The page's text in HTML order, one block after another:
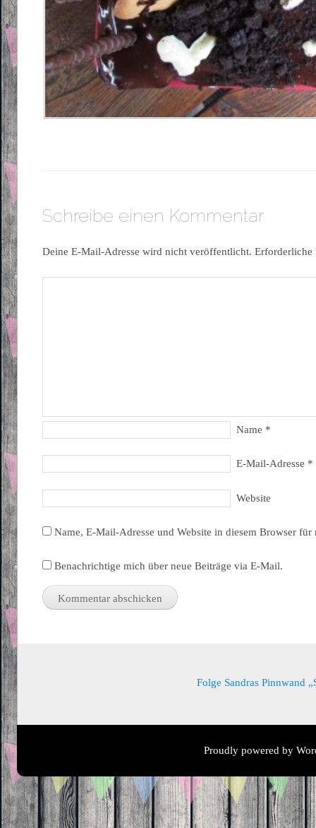
Schreibe einen Kommentar
Deine E-Mail-Adresse wird nicht veröffentlicht.
Name *
E-Mail-Adresse *
Website
Name, E-Mail-Adresse und Website in diesem Browser
Benachrichtige mich über neue Beiträge via E-Mail.
Folge Sandras Pinnwand
Proudly powered by